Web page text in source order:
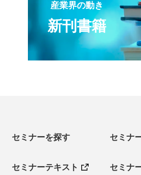
産業界の動き
新刊書籍
セミナーを探す セミナ
セミナーテキスト セミナ